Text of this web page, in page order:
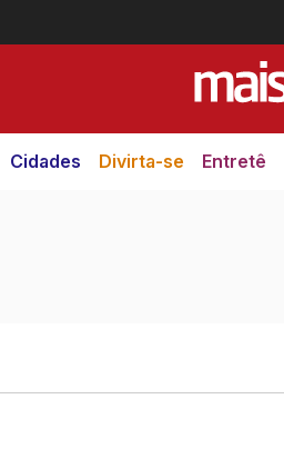
Cidades Divirta-se Entretê